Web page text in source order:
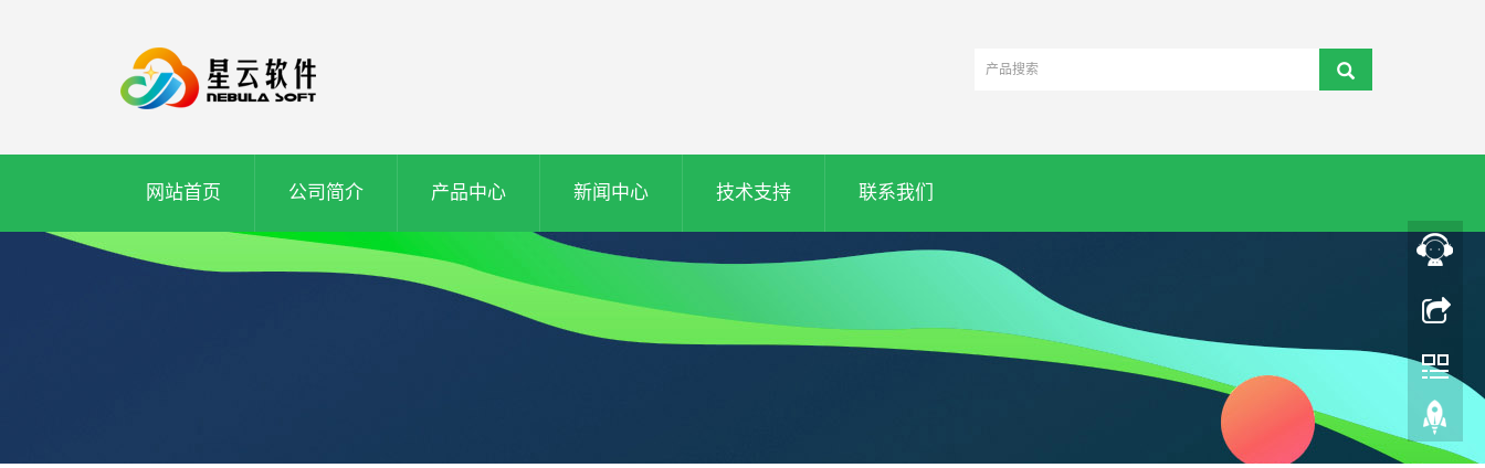
网站首页 公司简介 产品中心 新闻中心 技术支持 联系我们